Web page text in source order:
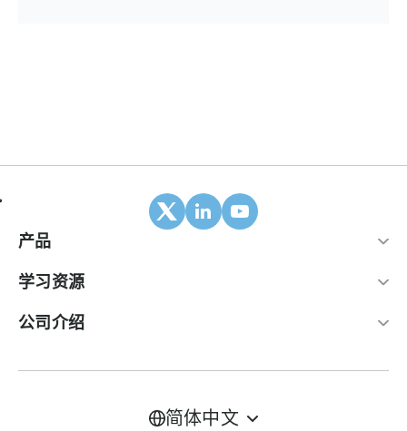
产品
移动归因
合作伙伴
学习资源
博客
公司介绍
简体中文